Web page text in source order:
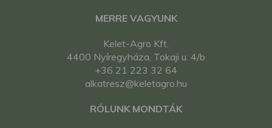
MERRE VAGYUNK
Kelet-Agro Kft.
4400 Nyíregyháza, Tokaji u. 4/b
+36 21 223 32 64
alkatresz@keletagro.hu
RÓLUNK MONDTÁK